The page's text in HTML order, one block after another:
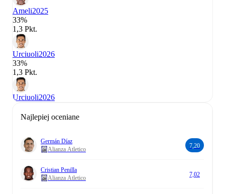
Ameli2025
33%
1,3 Pkt.
Urciuoli2026
33%
1,3 Pkt.
Urciuoli2026
Najlepiej oceniane
Germán Díaz
Alianza Atletico
7,20
Cristian Penilla
Alianza Atletico
7,02